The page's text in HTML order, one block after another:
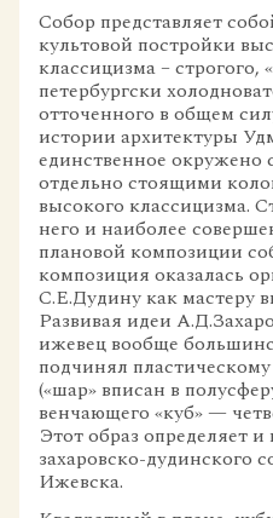
Собор представляет
культовой постройки
классицизма – строгого,
петербургски
отточенного в общем
истории архитектуры
единственное окружено
отдельно стоящими
высокого классицизма.
него и наиболее
плановой композиции
композиция оказалась
С.Е.Дудину как мастеру
Развивая идеи
ижевец вообще
подчинял
(«шар» вписан в
венчающего «куб» —
Этот образ определяет
захаровско-дудинского
Ижевска.